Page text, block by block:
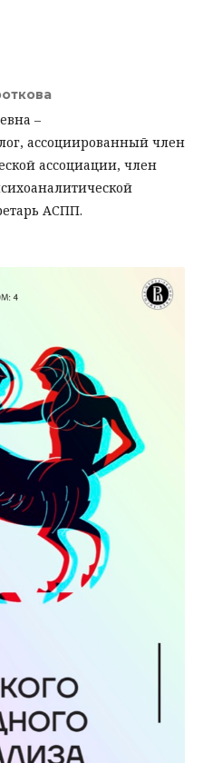
–
ассоциированный член
ассоциации, член
АСПП.